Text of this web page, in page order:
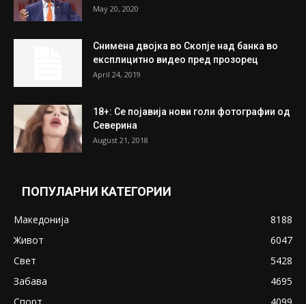
May 20, 2020
Снимена двојка во Скопје над банка во
експлицитно видео пред прозорец
April 24, 2019
18+: Се појавија нови голи фотографии од
Северина
August 21, 2018
ПОПУЛАРНИ КАТЕГОРИИ
Македонија
8188
Живот
6047
Свет
5428
Забава
4695